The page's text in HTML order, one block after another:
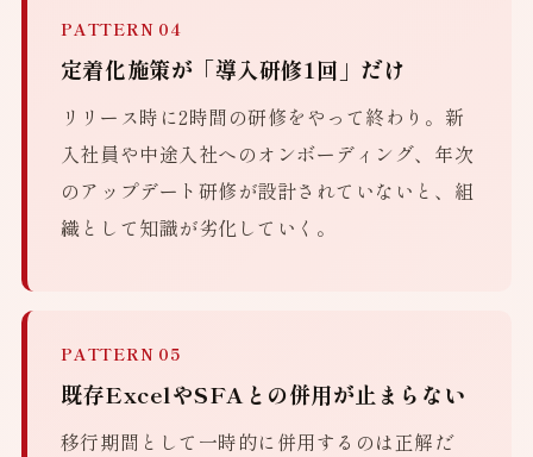
PATTERN 04
定着化施策が「導入研修1回」だけ
リリース時に2時間の研修をやって終わり。新
入社員や中途入社へのオンボーディング、年次
のアップデート研修が設計されていないと、組
織として知識が劣化していく。
PATTERN 05
既存ExcelやSFAとの併用が止まらない
移行期間として一時的に併用するのは正解だ